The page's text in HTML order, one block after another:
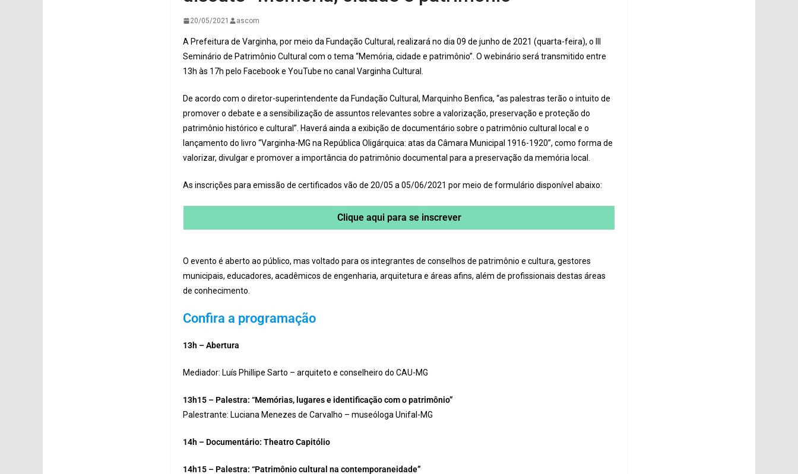
20/05/2021 ascom
A Prefeitura de Varginha, por meio da Fundação Cultural, realizará no dia 09 de junho de 2021 (quarta-feira), o III
Seminário de Patrimônio Cultural com o tema “Memória, cidade e patrimônio”. O webinário será transmitido entre
13h às 17h pelo Facebook e YouTube no canal Varginha Cultural.
De acordo com o diretor-superintendente da Fundação Cultural, Marquinho Benfica, “as palestras terão o intuito de
promover o debate e a sensibilização de assuntos relevantes sobre a valorização, preservação e proteção do
patrimônio histórico e cultural”. Haverá ainda a exibição de documentário sobre o patrimônio cultural local e o
lançamento do livro “Varginha-MG na República Oligárquica: atas da Câmara Municipal 1916-1920”, como forma de
valorizar, divulgar e promover a importância do patrimônio documental para a preservação da memória local.
As inscrições para emissão de certificados vão de 20/05 a 05/06/2021 por meio de formulário disponível abaixo:
Clique aqui para se inscrever
O evento é aberto ao público, mas voltado para os integrantes de conselhos de patrimônio e cultura, gestores
municipais, educadores, acadêmicos de engenharia, arquitetura e áreas afins, além de profissionais destas áreas
de conhecimento.
Confira a programação
13h – Abertura
Mediador: Luís Phillipe Sarto – arquiteto e conselheiro do CAU-MG
13h15 – Palestra: “Memórias, lugares e identificação com o patrimônio”
Palestrante: Luciana Menezes de Carvalho – museóloga Unifal-MG
14h – Documentário: Theatro Capitólio
14h15 – Palestra: “Patrimônio cultural na contemporaneidade”